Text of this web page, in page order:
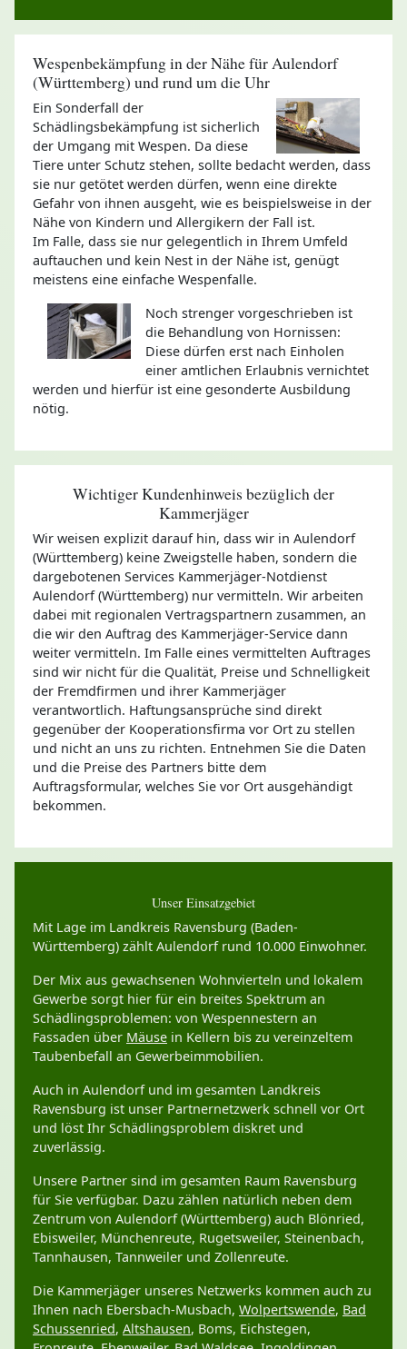
Wespenbekämpfung in der Nähe für Aulendorf
(Württemberg) und rund um die Uhr
Ein Sonderfall der
Schädlingsbekämpfung ist sicherlich
der Umgang mit Wespen. Da diese
Tiere unter Schutz stehen, sollte bedacht werden, dass
sie nur getötet werden dürfen, wenn eine direkte
Gefahr von ihnen ausgeht, wie es beispielsweise in der
Nähe von Kindern und Allergikern der Fall ist.
Im Falle, dass sie nur gelegentlich in Ihrem Umfeld
auftauchen und kein Nest in der Nähe ist, genügt
meistens eine einfache Wespenfalle.
Noch strenger vorgeschrieben ist
die Behandlung von Hornissen:
Diese dürfen erst nach Einholen
einer amtlichen Erlaubnis vernichtet
werden und hierfür ist eine gesonderte Ausbildung
nötig.
Wichtiger Kundenhinweis bezüglich der
Kammerjäger
Wir weisen explizit darauf hin, dass wir in Aulendorf
(Württemberg) keine Zweigstelle haben, sondern die
dargebotenen Services Kammerjäger-Notdienst
Aulendorf (Württemberg) nur vermitteln. Wir arbeiten
dabei mit regionalen Vertragspartnern zusammen, an
die wir den Auftrag des Kammerjäger-Service dann
weiter vermitteln. Im Falle eines vermittelten Auftrages
sind wir nicht für die Qualität, Preise und Schnelligkeit
der Fremdfirmen und ihrer Kammerjäger
verantwortlich. Haftungsansprüche sind direkt
gegenüber der Kooperationsfirma vor Ort zu stellen
und nicht an uns zu richten. Entnehmen Sie die Daten
und die Preise des Partners bitte dem
Auftragsformular, welches Sie vor Ort ausgehändigt
bekommen.
Unser Einsatzgebiet
Mit Lage im Landkreis Ravensburg (Baden-
Württemberg) zählt Aulendorf rund 10.000 Einwohner.
Der Mix aus gewachsenen Wohnvierteln und lokalem
Gewerbe sorgt hier für ein breites Spektrum an
Schädlingsproblemen: von Wespennestern an
Fassaden über Mäuse in Kellern bis zu vereinzeltem
Taubenbefall an Gewerbeimmobilien.
Auch in Aulendorf und im gesamten Landkreis
Ravensburg ist unser Partnernetzwerk schnell vor Ort
und löst Ihr Schädlingsproblem diskret und
zuverlässig.
Unsere Partner sind im gesamten Raum Ravensburg
für Sie verfügbar. Dazu zählen natürlich neben dem
Zentrum von Aulendorf (Württemberg) auch Blönried,
Ebisweiler, Münchenreute, Rugetsweiler, Steinenbach,
Tannhausen, Tannweiler und Zollenreute.
Die Kammerjäger unseres Netzwerks kommen auch zu
Ihnen nach Ebersbach-Musbach, Wolpertswende, Bad
Schussenried, Altshausen, Boms, Eichstegen,